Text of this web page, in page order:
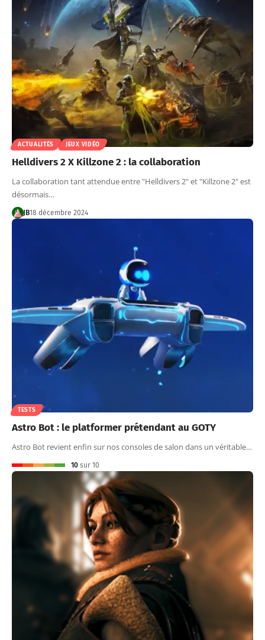
ACTUALITÉS JEUX VIDÉO
Helldivers 2 X Killzone 2 : la collaboration
La collaboration tant attendue entre "Helldivers 2" et "Killzone 2" est
désormais…
JB18 décembre 2024
TESTS
Astro Bot : le platformer prétendant au GOTY
Astro Bot revient enfin sur nos consoles de salon dans un véritable…
10 sur 10